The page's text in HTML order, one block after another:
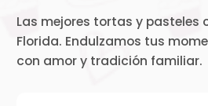
Las mejores tortas y pasteles
Florida. Endulzamos tus
con amor y tradición familiar.